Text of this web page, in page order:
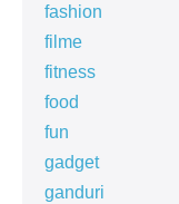
fashion
filme
fitness
food
fun
gadget
ganduri